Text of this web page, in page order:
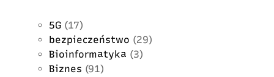
5G (17)
bezpieczeństwo (29)
Bioinformatyka (3)
Biznes (91)